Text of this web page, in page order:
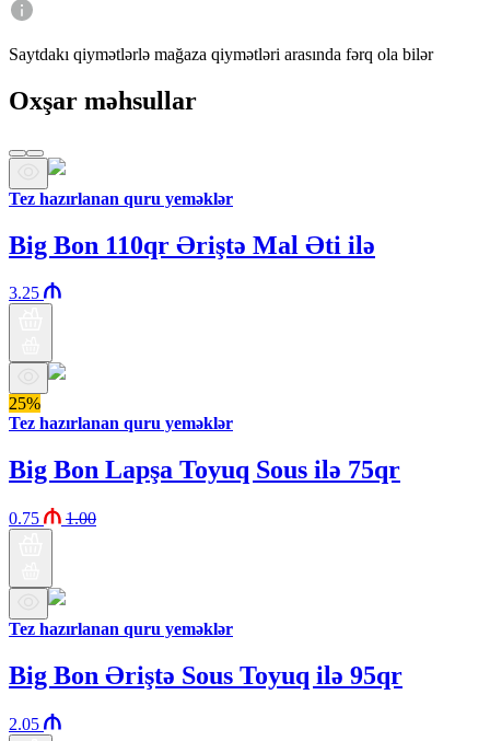
Saytdakı qiymətlərlə mağaza qiymətləri arasında fərq ola bilər
Oxşar məhsullar
Tez hazırlanan quru yeməklər
Big Bon 110qr Əriştə Mal Əti ilə
3.25
25%
Tez hazırlanan quru yeməklər
Big Bon Lapşa Toyuq Sous ilə 75qr
0.75 1.00
Tez hazırlanan quru yeməklər
Big Bon Əriştə Sous Toyuq ilə 95qr
2.05